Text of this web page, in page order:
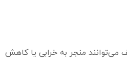
می‌توانند منجر به خرابی یا کاهش